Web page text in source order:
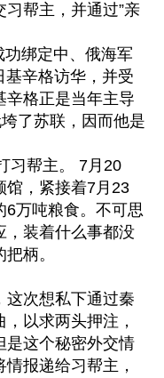
帮主，并通过”亲
辛格访华，并受
辛格正是当年主导
了苏联，因而他是
馆，紧接着7月23
6万吨粮食。不可思
，装着什么事都没
柄。
这次想私下通过秦
以求两头押注，
是这个秘密外交情
报递给习帮主，